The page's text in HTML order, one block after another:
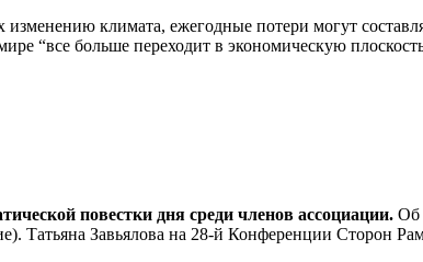
климата, ежегодные потери могут
“все больше переходит в экономическую
повестки дня среди членов ассоциации. Об
Татьяна Завьялова на 28-й Конференции Сторон